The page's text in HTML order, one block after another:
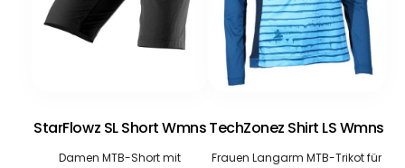
StarFlowz SL Short Wmns
Damen MTB-Short mit
TechZonez Shirt LS Wmns
Frauen Langarm MTB-Trikot für